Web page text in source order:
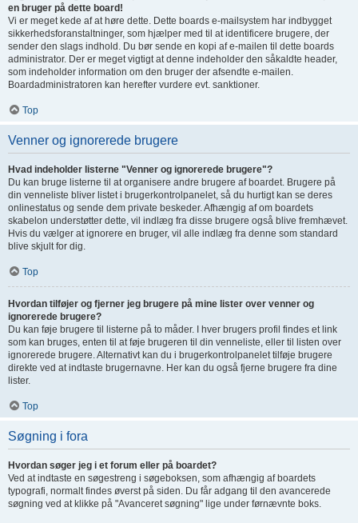
en bruger på dette board!
Vi er meget kede af at høre dette. Dette boards e-mailsystem har indbygget
sikkerhedsforanstaltninger, som hjælper med til at identificere brugere, der
sender den slags indhold. Du bør sende en kopi af e-mailen til dette boards
administrator. Der er meget vigtigt at denne indeholder den såkaldte header,
som indeholder information om den bruger der afsendte e-mailen.
Boardadministratoren kan herefter vurdere evt. sanktioner.
Top
Venner og ignorerede brugere
Hvad indeholder listerne "Venner og ignorerede brugere"?
Du kan bruge listerne til at organisere andre brugere af boardet. Brugere på
din venneliste bliver listet i brugerkontrolpanelet, så du hurtigt kan se deres
onlinestatus og sende dem private beskeder. Afhængig af om boardets
skabelon understøtter dette, vil indlæg fra disse brugere også blive fremhævet.
Hvis du vælger at ignorere en bruger, vil alle indlæg fra denne som standard
blive skjult for dig.
Top
Hvordan tilføjer og fjerner jeg brugere på mine lister over venner og
ignorerede brugere?
Du kan føje brugere til listerne på to måder. I hver brugers profil findes et link
som kan bruges, enten til at føje brugeren til din venneliste, eller til listen over
ignorerede brugere. Alternativt kan du i brugerkontrolpanelet tilføje brugere
direkte ved at indtaste brugernavne. Her kan du også fjerne brugere fra dine
lister.
Top
Søgning i fora
Hvordan søger jeg i et forum eller på boardet?
Ved at indtaste en søgestreng i søgeboksen, som afhængig af boardets
typografi, normalt findes øverst på siden. Du får adgang til den avancerede
søgning ved at klikke på "Avanceret søgning" lige under førnævnte boks.